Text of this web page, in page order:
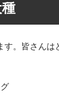
。皆さんは